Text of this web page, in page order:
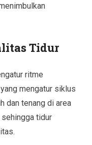
Tidur
ritme
mengatur siklus
dan tenang di area
tidur